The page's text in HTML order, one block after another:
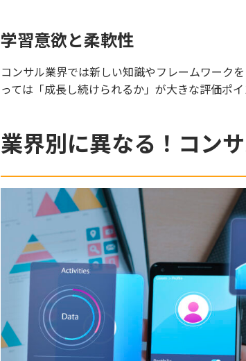
学習意欲と柔軟性
コンサル業界では新しい知識やフレームワーク
っては「成長し続けられるか」が大きな評価ポイ
業界別に異なる！コン